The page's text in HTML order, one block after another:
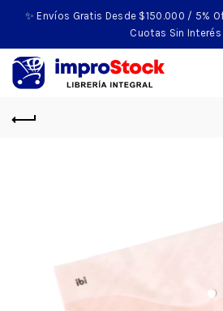
✨ Envíos Gratis Desde $150.000 / 5%
Cuotas Sin Interés